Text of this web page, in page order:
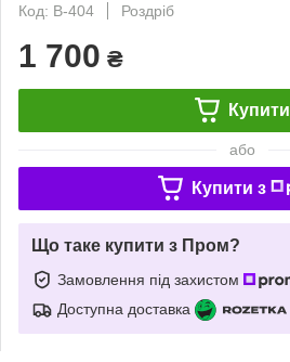
Код: B-404
Роздріб
1 700 ₴
Купити
або
Купити з
Що таке купити з Пром?
Замовлення під захистом
Доступна доставка